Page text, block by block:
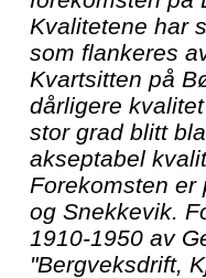
Kvalitetene har
som flankeres
Kvartsitten på
dårligere
stor grad blitt
akseptabel
Forekomsten er
og Snekkevik.
1910-1950 av
"Bergveksdrift,